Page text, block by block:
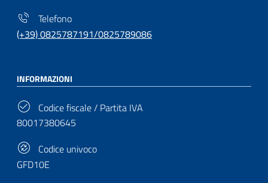
Telefono
(+39) 0825787191/0825789086
INFORMAZIONI
Codice fiscale / Partita IVA
80017380645
Codice univoco
GFD10E